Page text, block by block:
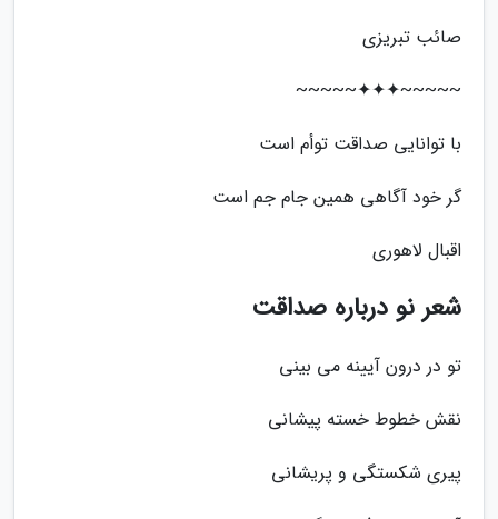
صائب تبریزی
~~~~~✦✦✦~~~~~
با توانایی صداقت توأم است
گر خود آگاهی همین جام جم است
اقبال لاهوری
شعر نو درباره صداقت
تو در درون آیینه می بینی
نقش خطوط خسته پیشانی
پیری شکستگی و پریشانی